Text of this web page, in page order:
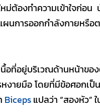
ม่ต้องทำความเข้าใจก่
ผนการออกกำลังกายหรือ
อที่อยู่บริเวณด้านหน้าข
งายมือ โดยที่มีข้อศอกเ
Bicepsแปลว่า “สองหัว”